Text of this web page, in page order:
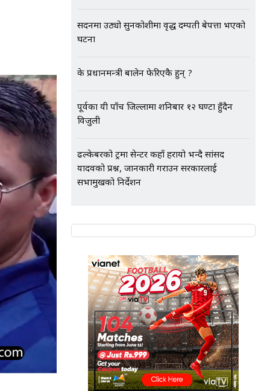
सदनमा उठ्यो सुनकोशीमा वृद्ध दम्पती बेपत्ता भएको
घटना
के प्रधानमन्त्री बालेन फेरिएकै हुन् ?
पूर्वका यी पाँच जिल्लामा शनिबार १२ घण्टा हुँदैन
विजुली
ढल्केबरको ट्रमा सेन्टर कहाँ हरायो भन्दै सांसद
यादवको प्रश्न, जानकारी गराउन सरकारलाई
सभामुखको निर्देशन